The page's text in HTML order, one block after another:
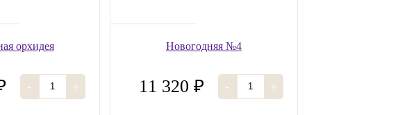
орхидея
- +
Новогодняя №4
11 320 ₽ - +